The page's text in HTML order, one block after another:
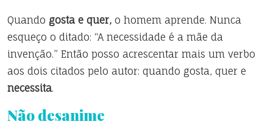
Quando gosta e quer, o homem aprende. Nunca
esqueço o ditado: “A necessidade é a mãe da
invenção.” Então posso acrescentar mais um verbo
aos dois citados pelo autor: quando gosta, quer e
necessita.
Não desanime